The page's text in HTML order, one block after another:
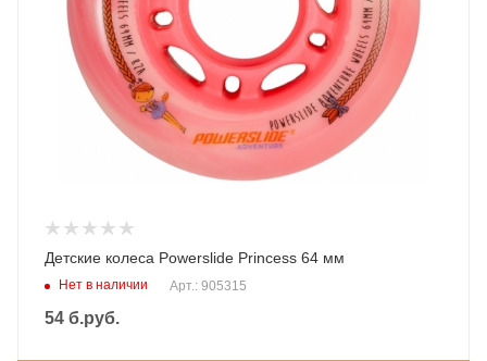
Детские колеса Powerslide Princess 64 мм
Нет в наличии Арт.: 905315
54 б.руб.